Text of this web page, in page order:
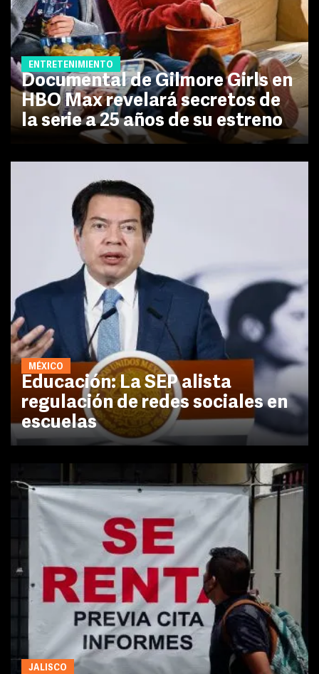
ENTRETENIMIENTO
Documental de Gilmore Girls en
HBO Max revelará secretos de
la serie a 25 años de su estreno
MÉXICO
Educación: La SEP alista
regulación de redes sociales en
escuelas
JALISCO